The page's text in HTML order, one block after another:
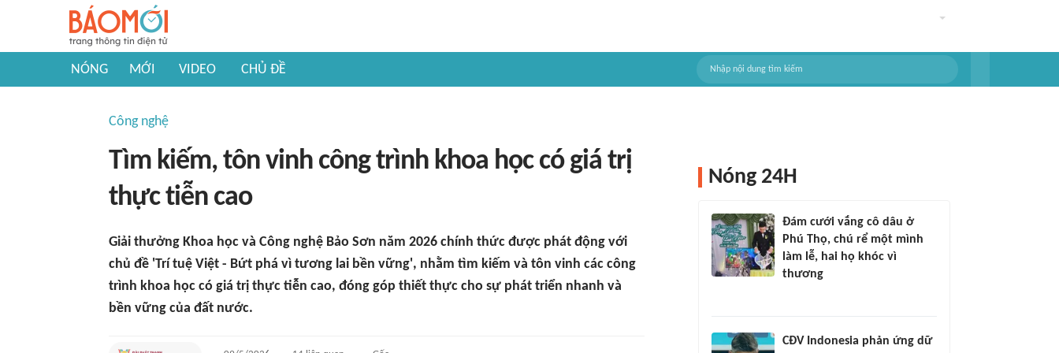
NÓNG MỚI VIDEO CHỦ ĐỀ
Công nghệ
Tìm kiếm, tôn vinh công trình khoa học có giá trị
thực tiễn cao
Giải thưởng Khoa học và Công nghệ Bảo Sơn năm 2026 chính thức được phát động với
chủ đề 'Trí tuệ Việt - Bứt phá vì tương lai bền vững', nhằm tìm kiếm và tôn vinh các công
trình khoa học có giá trị thực tiễn cao, đóng góp thiết thực cho sự phát triển nhanh và
bền vững của đất nước.
Nóng 24H
Đám cưới vắng cô dâu ở
Phú Thọ, chú rể một mình
làm lễ, hai họ khóc vì
thương
CĐV Indonesia phản ứng dữ